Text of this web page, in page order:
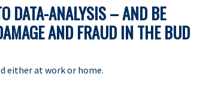
DATA-ANALYSIS – AND BE
AND FRAUD IN THE BUD
either at work or home.